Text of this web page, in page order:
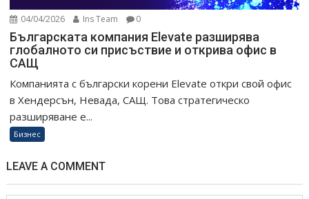
04/04/2026 Ins Team 0
Българската компания Elevate разширява
глобалното си присъствие и открива офис в
САЩ
Компанията с български корени Elevate откри свой офис
в Хендерсън, Невада, САЩ. Това стратегическо
разширяване е...
Бизнес
LEAVE A COMMENT